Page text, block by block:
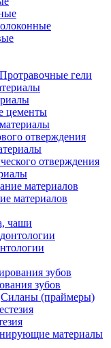
Протравочные гели
цементы
отверждения
отверждения
материалов
чаши
зубов
Силаны (праймеры)